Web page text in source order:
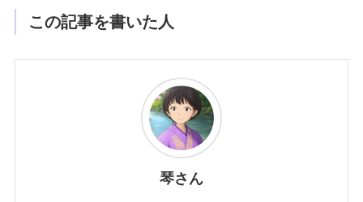
この記事を書いた人
琴さん